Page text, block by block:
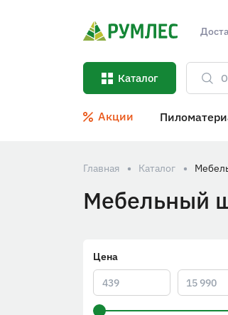
Каталог
Акции
Главная Каталог
Мебельный
Цена